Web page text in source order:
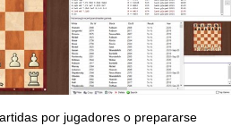
por jugadores o prepararse